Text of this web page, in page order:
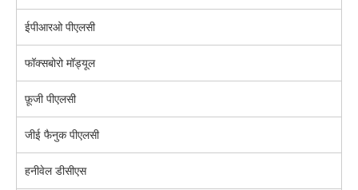
ईपीआरओ पीएलसी
फॉक्सबोरो मॉड्यूल
फ़ूजी पीएलसी
जीई फैनुक पीएलसी
हनीवेल डीसीएस